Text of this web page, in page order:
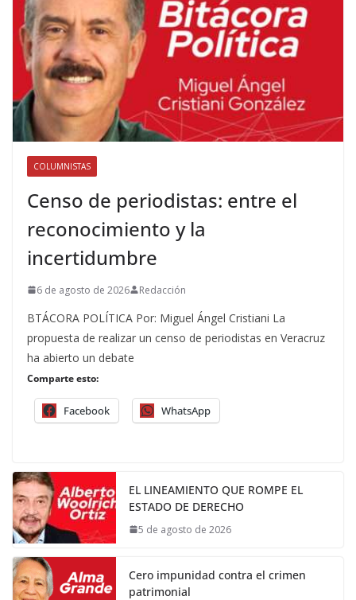
COLUMNISTAS
Censo de periodistas: entre el
reconocimiento y la
incertidumbre
6 de agosto de 2026 Redacción
BTÁCORA POLÍTICA Por: Miguel Ángel Cristiani La
propuesta de realizar un censo de periodistas en Veracruz
ha abierto un debate
Comparte esto:
Facebook WhatsApp
EL LINEAMIENTO QUE ROMPE EL
ESTADO DE DERECHO
5 de agosto de 2026
Cero impunidad contra el crimen
patrimonial